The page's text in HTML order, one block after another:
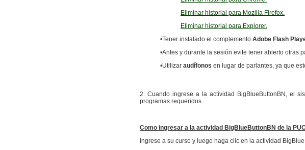
Eliminar historial para Mozilla Firefox.
Eliminar historial para Explorer.
•Tener instalado el complemento Adobe Flash
•Antes y durante la sesión evite tener abierto otras
•Utilizar audífonos en lugar de parlantes, ya que
2. Cuando ingrese a la actividad BigBlueButtonBN, el
programas requeridos.
Como ingresar a la actividad BigBlueButtonBN de la
Ingrese a su curso y luego haga clic en la actividad